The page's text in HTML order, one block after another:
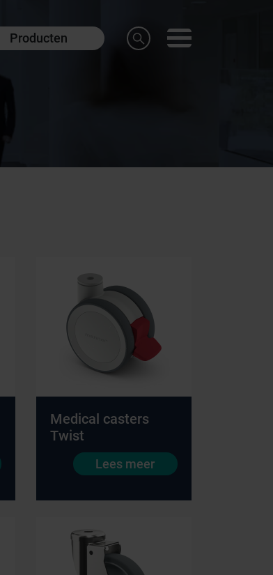
Producten
Medical casters
Twist
Lees meer